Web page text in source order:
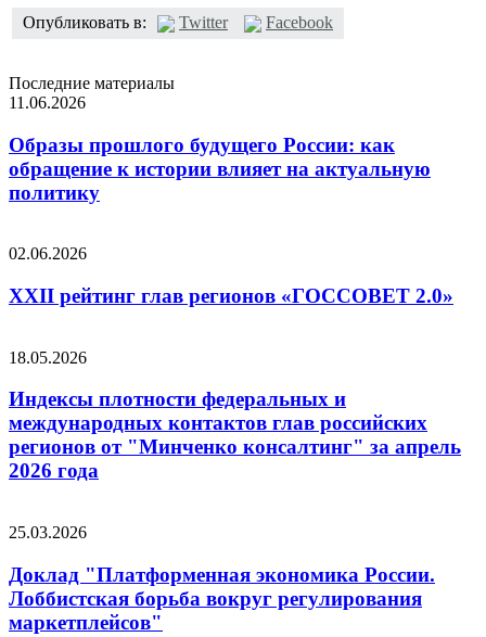
Опубликовать в:
Twitter Facebook
Последние материалы
11.06.2026
Образы прошлого будущего России: как
обращение к истории влияет на актуальную
политику
02.06.2026
XXII рейтинг глав регионов «ГОССОВЕТ 2.0»
18.05.2026
Индексы плотности федеральных и
международных контактов глав российских
регионов от "Минченко консалтинг" за апрель
2026 года
25.03.2026
Доклад "Платформенная экономика России.
Лоббистская борьба вокруг регулирования
маркетплейсов"